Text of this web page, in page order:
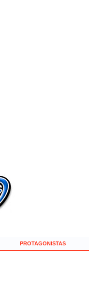
PROTAGONISTAS